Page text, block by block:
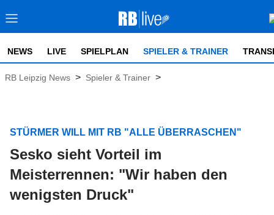
NEWS LIVE SPIELPLAN SPIELER & TRAINER
RB Leipzig News > Spieler & Trainer >
STÜRMER WILL MIT RB "ALLE ÜBERRASCHEN"
Sesko sieht Vorteil im
Meisterrennen: "Wir haben den
wenigsten Druck"